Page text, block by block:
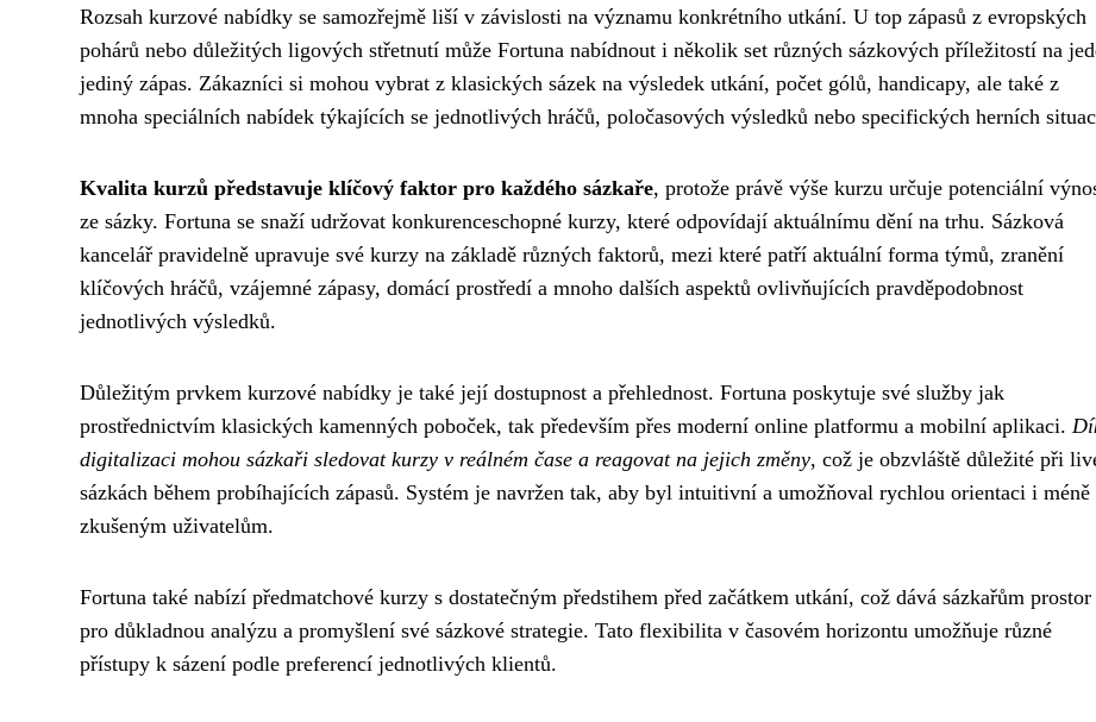
Rozsah kurzové nabídky se samozřejmě liší v závislosti na významu konkrétního utkání. U top zápasů z evropských
pohárů nebo důležitých ligových střetnutí může Fortuna nabídnout i několik set různých sázkových příležitostí na
jediný zápas. Zákazníci si mohou vybrat z klasických sázek na výsledek utkání, počet gólů, handicapy, ale také z
mnoha speciálních nabídek týkajících se jednotlivých hráčů, poločasových výsledků nebo specifických herních
Kvalita kurzů představuje klíčový faktor pro každého sázkaře, protože právě výše kurzu určuje potenciální
ze sázky. Fortuna se snaží udržovat konkurenceschopné kurzy, které odpovídají aktuálnímu dění na trhu. Sázková
kancelář pravidelně upravuje své kurzy na základě různých faktorů, mezi které patří aktuální forma týmů, zranění
klíčových hráčů, vzájemné zápasy, domácí prostředí a mnoho dalších aspektů ovlivňujících pravděpodobnost
jednotlivých výsledků.
Důležitým prvkem kurzové nabídky je také její dostupnost a přehlednost. Fortuna poskytuje své služby jak
prostřednictvím klasických kamenných poboček, tak především přes moderní online platformu a mobilní aplikaci.
digitalizaci mohou sázkaři sledovat kurzy v reálném čase a reagovat na jejich změny, což je obzvláště důležité při
sázkách během probíhajících zápasů. Systém je navržen tak, aby byl intuitivní a umožňoval rychlou orientaci i méně
zkušeným uživatelům.
Fortuna také nabízí předmatchové kurzy s dostatečným předstihem před začátkem utkání, což dává sázkařům prostor
pro důkladnou analýzu a promyšlení své sázkové strategie. Tato flexibilita v časovém horizontu umožňuje různé
přístupy k sázení podle preferencí jednotlivých klientů.